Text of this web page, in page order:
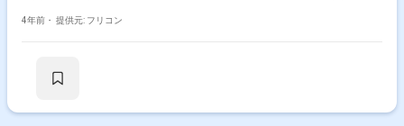
4年前・ 提供元: フリコン